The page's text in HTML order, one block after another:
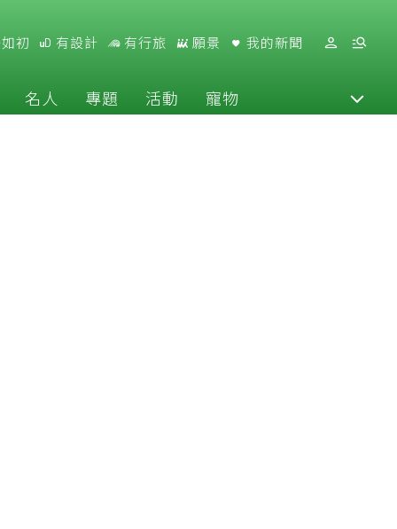
初 有設計 有行旅 願景 我的新聞
名人 專題 活動 寵物